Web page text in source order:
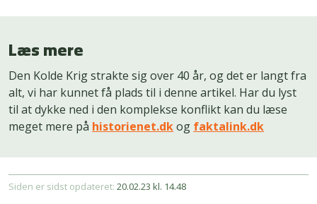
Læs mere
Den Kolde Krig strakte sig over 40 år, og det er langt fra
alt, vi har kunnet få plads til i denne artikel. Har du lyst
til at dykke ned i den komplekse konflikt kan du læse
meget mere på historienet.dkog faktalink.dk
Siden er sidst opdateret: 20.02.23 kl. 14.48